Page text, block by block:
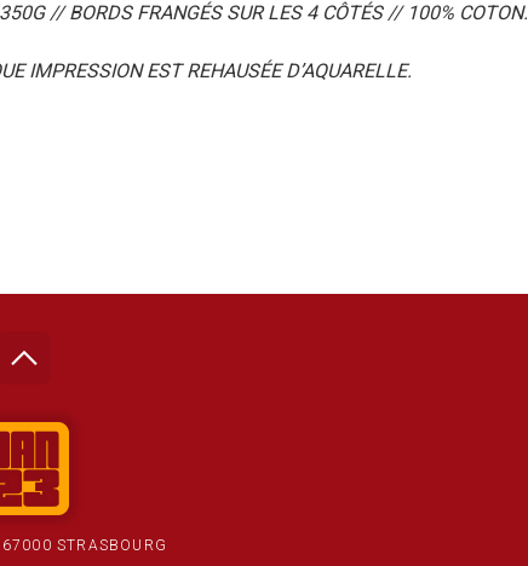
// BORDS FRANGÉS SUR LES 4 CÔTÉS // 100% COTON.
IMPRESSION EST REHAUSÉE D’AQUARELLE.
STRASBOURG